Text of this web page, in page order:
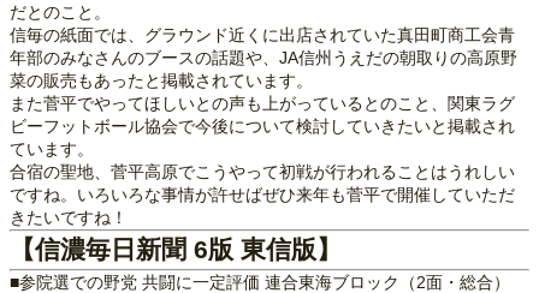
だとのこと。
信毎の紙面では、グラウンド近くに出店されていた真田町商工会青
年部のみなさんのブースの話題や、JA信州うえだの朝取りの高原野
菜の販売もあったと掲載されています。
また菅平でやってほしいとの声も上がっているとのこと、関東ラグ
ビーフットボール協会で今後について検討していきたいと掲載され
ています。
合宿の聖地、菅平高原でこうやって初戦が行われることはうれしい
ですね。いろいろな事情が許せばぜひ来年も菅平で開催していただ
きたいですね！
【信濃毎日新聞 6版 東信版】
■参院選での野党 共闘に一定評価 連合東海ブロック（2面・総合）